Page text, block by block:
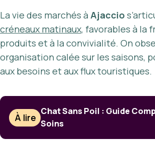
La vie des marchés à Ajaccio
créneaux matinaux, favorables à la
produits et à la convivialité. On
organisation calée sur les saisons,
aux besoins et aux flux touristiques.
À lire
Chat Sans Poil : Guide
Soins